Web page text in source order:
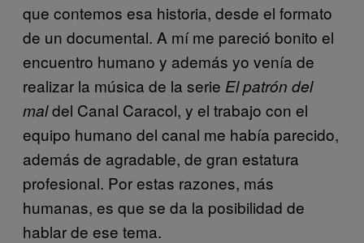
que contemos esa historia, desde el formato
de un documental. A mí me pareció bonito el
encuentro humano y además yo venía de
realizar la música de la serie El patrón del
maldel Canal Caracol, y el trabajo con el
equipo humano del canal me había parecido,
además de agradable, de gran estatura
profesional. Por estas razones, más
humanas, es que se da la posibilidad de
hablar de ese tema.